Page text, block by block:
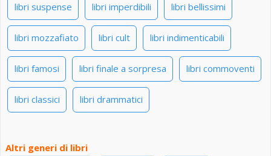
libri suspense libri imperdibili libri bellissimi
libri mozzafiato libri cult libri indimenticabili
libri famosi libri finale a sorpresa libri commoventi
libri classici libri drammatici
Altri generi di libri